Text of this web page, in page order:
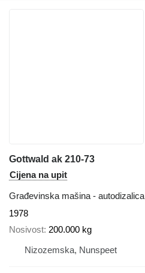
Gottwald ak 210-73
Cijena na upit
Građevinska mašina - autodizalica
1978
Nosivost 200.000 kg
Nizozemska, Nunspeet